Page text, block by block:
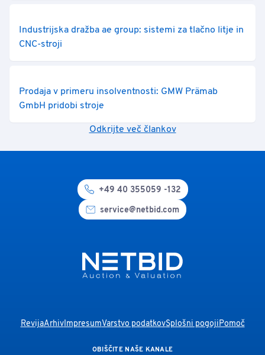
Industrijska dražba ae group: sistemi za tlačno litje in
CNC-stroji
Prodaja v primeru insolventnosti: GMW Prämab
GmbH pridobi stroje
Odkrijte več člankov
+49 40 355059 -132
service@netbid.com
RevijaArhivImpresumVarstvo podatkovSplošni pogojiPomoč
OBIŠČITE NAŠE KANALE